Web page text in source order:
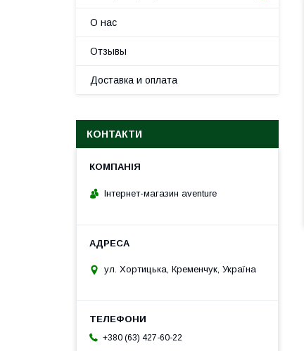
О нас
Отзывы
Доставка и оплата
КОНТАКТИ
Інтернет-магазин aventure
ул. Хортицька, Кременчук, Україна
+380 (63) 427-60-22